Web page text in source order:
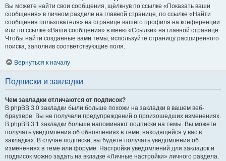
Вы можете найти свои сообщения, щёлкнув по ссылке «Показать ваши
сообщения» в личном разделе на главной странице, по ссылке «Найти
сообщения пользователя» на странице вашего профиля на конференции
или по ссылке «Ваши сообщения» в меню «Ссылки» на главной странице.
Чтобы найти созданные вами темы, используйте страницу расширенного
поиска, заполнив соответствующие поля.
Вернуться к началу
Подписки и закладки
Чем закладки отличаются от подписок?
В phpBB 3.0 закладки были больше похожи на закладки в вашем веб-
браузере. Вы не получали предупреждений о произошедших изменениях.
В phpBB 3.1 закладки больше напоминают подписки на темы. Вы можете
получать уведомления об обновлениях в теме, находящейся у вас в
закладках. В случае подписки, вы будете получать уведомления об
изменениях в теме или форуме. Настройки уведомлений для закладок и
подписок можно задать на вкладке «Личные настройки» личного раздела.